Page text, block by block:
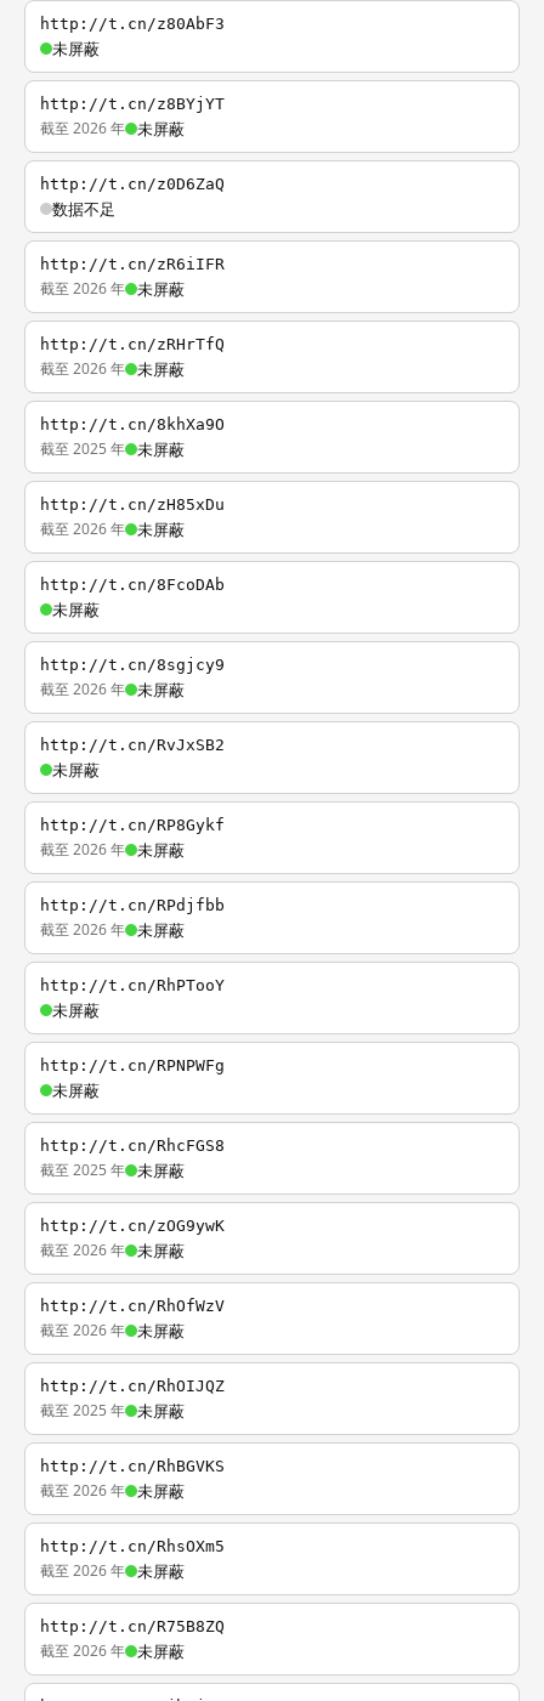
http://t.cn/z80AbF3
未屏蔽
http://t.cn/z8BYjYT
截至 2026 年 未屏蔽
http://t.cn/z0D6ZaQ
数据不足
http://t.cn/zR6iIFR
截至 2026 年 未屏蔽
http://t.cn/zRHrTfQ
截至 2026 年 未屏蔽
http://t.cn/8khXa9O
截至 2025 年 未屏蔽
http://t.cn/zH85xDu
截至 2026 年 未屏蔽
http://t.cn/8FcoDAb
未屏蔽
http://t.cn/8sgjcy9
截至 2026 年 未屏蔽
http://t.cn/RvJxSB2
未屏蔽
http://t.cn/RP8Gykf
截至 2026 年 未屏蔽
http://t.cn/RPdjfbb
截至 2026 年 未屏蔽
http://t.cn/RhPTooY
未屏蔽
http://t.cn/RPNPWFg
未屏蔽
http://t.cn/RhcFGS8
截至 2025 年 未屏蔽
http://t.cn/zOG9ywK
截至 2026 年 未屏蔽
http://t.cn/RhOfWzV
截至 2026 年 未屏蔽
http://t.cn/RhOIJQZ
截至 2025 年 未屏蔽
http://t.cn/RhBGVKS
截至 2026 年 未屏蔽
http://t.cn/RhsOXm5
截至 2026 年 未屏蔽
http://t.cn/R75B8ZQ
截至 2026 年 未屏蔽